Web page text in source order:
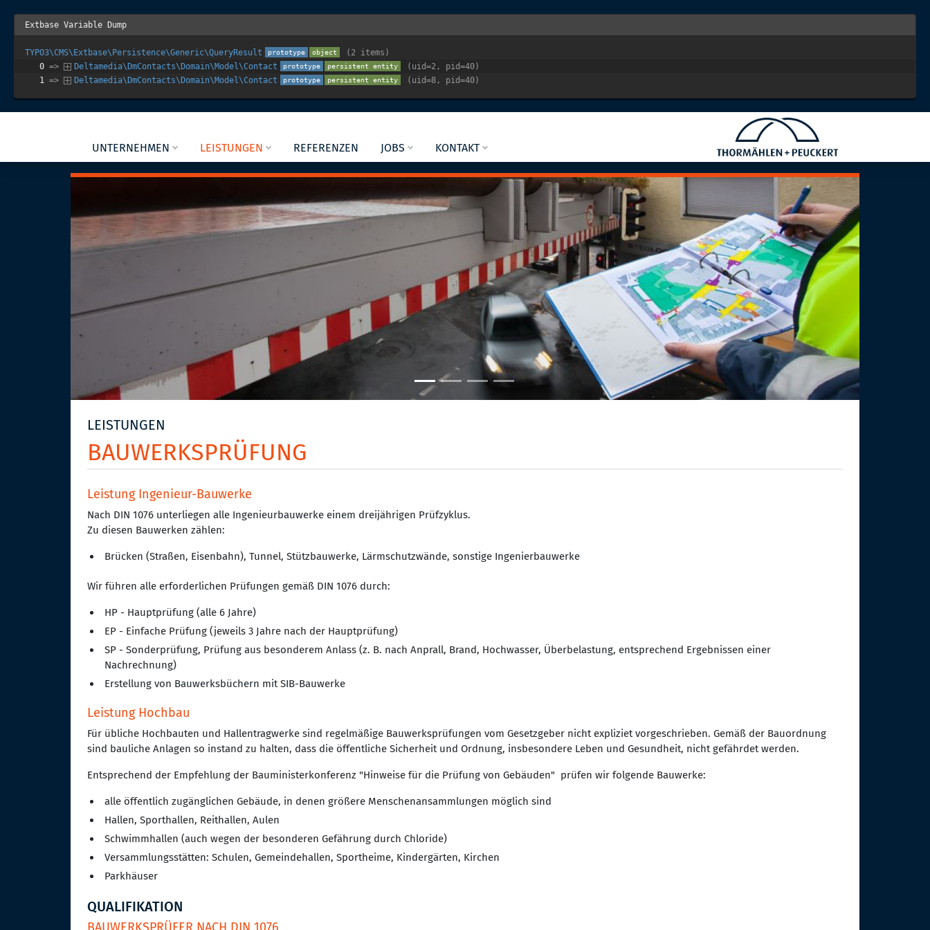
Extbase Variable Dump
TYPO3\CMS\Extbase\Persistence\Generic\QueryResult prototype object
(2 items)
0 => Deltamedia\DmContacts\Domain\Model\Contact prototype persistent entity
(uid=2, pid=40)
1 => Deltamedia\DmContacts\Domain\Model\Contact prototype persistent entity (uid=8, pid=40)
UNTERNEHMEN LEISTUNGEN REFERENZEN JOBS KONTAKT
LEISTUNGEN
BAUWERKSPRÜFUNG
Leistung Ingenieur-Bauwerke
Nach DIN 1076 unterliegen alle Ingenieurbauwerke einem dreijährigen Prüfzyklus.
Zu diesen Bauwerken zählen:
Brücken (Straßen, Eisenbahn), Tunnel, Stützbauwerke, Lärmschutzwände, sonstige Ingenierbauwerke
Wir führen alle erforderlichen Prüfungen gemäß DIN 1076 durch:
HP - Hauptprüfung (alle 6 Jahre)
EP - Einfache Prüfung (jeweils 3 Jahre nach der Hauptprüfung)
SP - Sonderprüfung, Prüfung aus besonderem Anlass (z. B. nach Anprall, Brand, Hochwasser, Überbelastung, entsprechend Ergebnissen einer
Nachrechnung)
Erstellung von Bauwerksbüchern mit SIB-Bauwerke
Leistung Hochbau
Für übliche Hochbauten und Hallentragwerke sind regelmäßige Bauwerksprüfungen vom Gesetzgeber nicht expliziet vorgeschrieben. Gemäß der Bauordnung
sind bauliche Anlagen so instand zu halten, dass die öffentliche Sicherheit und Ordnung, insbesondere Leben und Gesundheit, nicht gefährdet werden.
Entsprechend der Empfehlung der Bauministerkonferenz "Hinweise für die Prüfung von Gebäuden" prüfen wir folgende Bauwerke:
alle öffentlich zugänglichen Gebäude, in denen größere Menschenansammlungen möglich sind
Hallen, Sporthallen, Reithallen, Aulen
Schwimmhallen (auch wegen der besonderen Gefährung durch Chloride)
Versammlungsstätten: Schulen, Gemeindehallen, Sportheime, Kindergärten, Kirchen
Parkhäuser
QUALIFIKATION